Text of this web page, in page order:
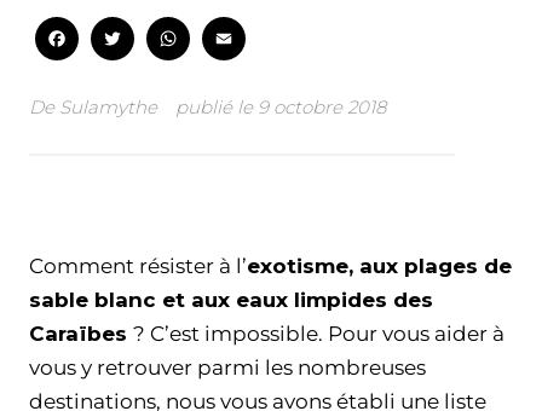
FacebookTwitterWhatsApp
De Sulamythe publié le 9 octobre 2018
Comment résister à l’exotisme, aux plages de
sable blanc et aux eaux limpides des
Caraïbes ? C’est impossible. Pour vous aider à
vous y retrouver parmi les nombreuses
destinations, nous vous avons établi une liste